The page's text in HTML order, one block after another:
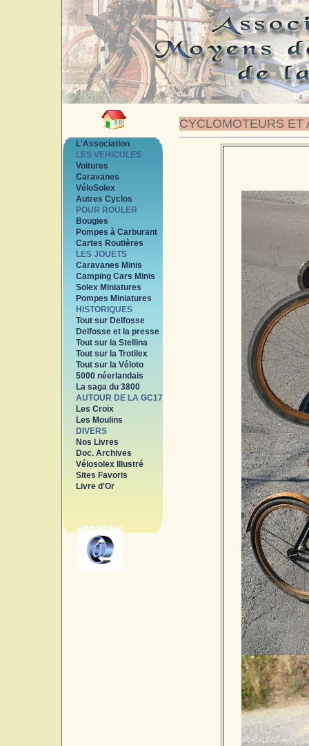
CYCLOMOTEURS ET
L'Association
LES VEHICULES
Voitures
Caravanes
VéloSolex
Autres Cyclos
POUR ROULER
Bougies
Pompes à Carburant
Cartes Routières
LES JOUETS
Caravanes Minis
Camping Cars Minis
Solex Miniatures
Pompes Miniatures
HISTORIQUES
Tout sur Delfosse
Delfosse et la presse
Tout sur la Stellina
Tout sur la Trotilex
Tout sur la Véloto
5000 néerlandais
La saga du 3800
AUTOUR DE LA GC17
Les Croix
Les Moulins
DIVERS
Nos Livres
Doc. Archives
Vélosolex Illustré
Sites Favoris
Livre d'Or